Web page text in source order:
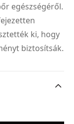
egészségéről.
ki, hogy
biztosítsák.